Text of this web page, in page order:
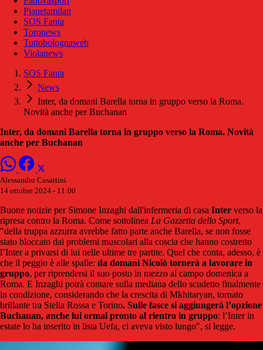
Pianetamilan
SOS Fanta
Toronews
Tuttobolognaweb
Violanews
SOS Fanta
News
Inter, da domani Barella torna in gruppo verso la Roma.
Novità anche per Buchanan
Inter, da domani Barella torna in gruppo verso la Roma. Novità
anche per Buchanan
Alessandro Cosattini
14 ottobre 2024 - 11:00
Buone notizie per Simone Inzaghi dall'infermeria di casa Inter verso la
ripresa contro la Roma. Come sottolinea La Gazzetta dello Sport,
"della truppa azzurra avrebbe fatto parte anche Barella, se non fosse
stato bloccato dai problemi muscolari alla coscia che hanno costretto
l’Inter a privarsi di lui nelle ultime tre partite. Quel che conta, adesso, è
che il peggio è alle spalle: da domani Nicolò tornerà a lavorare in
gruppo, per riprendersi il suo posto in mezzo al campo domenica a
Roma. E Inzaghi potrà contare sulla mediana dello scudetto finalmente
in condizione, considerando che la crescita di Mkhitaryan, tornato
brillante tra Stella Rossa e Torino. Sulle fasce si aggiungerà l’opzione
Buchanan, anche lui ormai pronto al rientro in gruppo: l’Inter in
estate lo ha inserito in lista Uefa, ci aveva visto lungo", si legge.